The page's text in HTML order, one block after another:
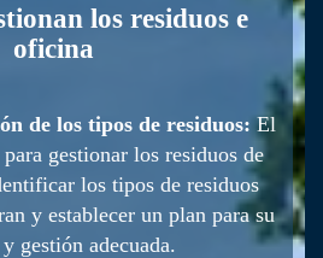
los residuos e
oficina
de los tipos de residuos: El
gestionar los residuos de
los tipos de residuos
y establecer un plan para su
gestión adecuada.